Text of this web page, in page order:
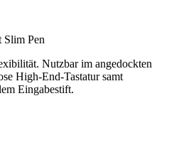
Slim Pen
Nutzbar im angedockten
High-End-Tastatur samt
Eingabestift.